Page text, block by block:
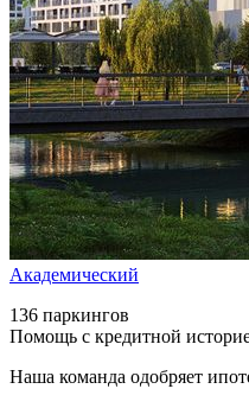
Академический
136 паркингов
Помощь с кредитной
Наша команда одобряет